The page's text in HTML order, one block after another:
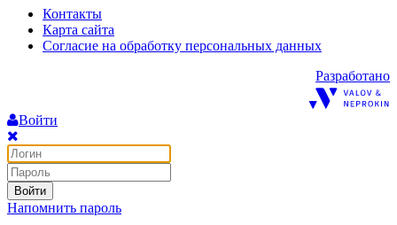
Контакты
Карта сайта
Согласие на обработку персональных данных
Разработано
Войти
Войти
Напомнить пароль